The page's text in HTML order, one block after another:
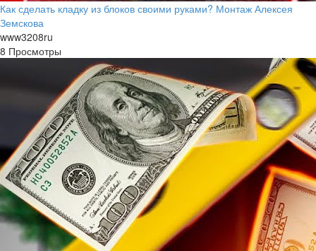
Как сделать кладку из блоков своими руками? Монтаж Алексея
Земскова
www3208ru
8 Просмотры